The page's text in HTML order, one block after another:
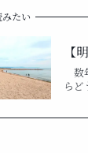
たい
【
数
ら